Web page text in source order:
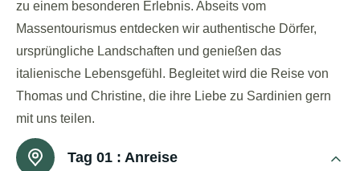
zu einem besonderen Erlebnis. Abseits vom
Massentourismus entdecken wir authentische Dörfer,
ursprüngliche Landschaften und genießen das
italienische Lebensgefühl. Begleitet wird die Reise von
Thomas und Christine, die ihre Liebe zu Sardinien gern
mit uns teilen.
Tag 01 : Anreise